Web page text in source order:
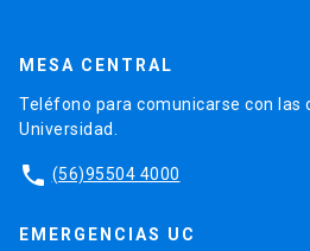
MESA CENTRAL
Teléfono para comunicarse con las
Universidad.
phone (56)95504 4000
EMERGENCIAS UC